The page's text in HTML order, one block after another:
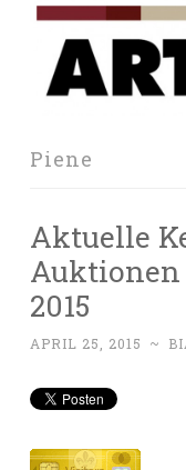
Piene
Aktuelle
2015
APRIL 25, 2015 ~